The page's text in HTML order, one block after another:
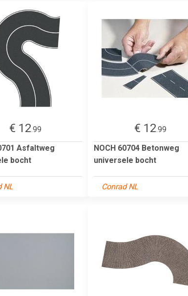
€ 12.99
Asfaltweg
bocht
NL
€ 12.99
NOCH 60704 Betonweg
universele bocht
Conrad NL